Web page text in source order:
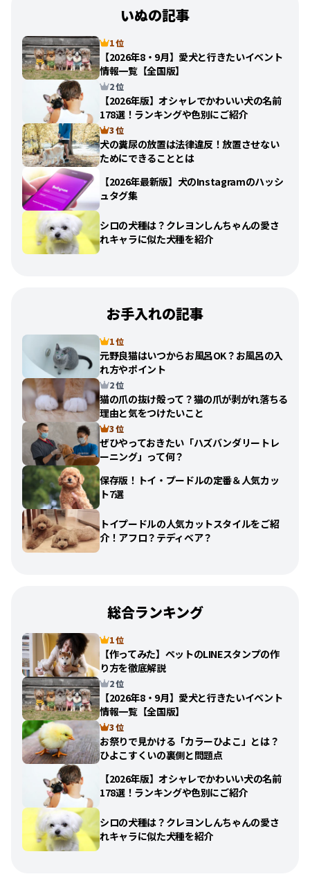
いぬの記事
1 位
【2026年8・9月】愛犬と行きたいイベント
情報一覧【全国版】
2 位
【2026年版】オシャレでかわいい犬の名前
178選！ランキングや色別にご紹介
3 位
犬の糞尿の放置は法律違反！放置させない
ためにできることとは
【2026年最新版】犬のInstagramのハッシ
ュタグ集
シロの犬種は？クレヨンしんちゃんの愛さ
れキャラに似た犬種を紹介
お手入れの記事
1 位
元野良猫はいつからお風呂OK？お風呂の入
れ方やポイント
2 位
猫の爪の抜け殻って？猫の爪が剥がれ落ちる
理由と気をつけたいこと
3 位
ぜひやっておきたい「ハズバンダリートレ
ーニング」って何？
保存版！トイ・プードルの定番＆人気カッ
ト7選
トイプードルの人気カットスタイルをご紹
介！アフロ？テディベア？
総合ランキング
1 位
【作ってみた】ペットのLINEスタンプの作
り方を徹底解説
2 位
【2026年8・9月】愛犬と行きたいイベント
情報一覧【全国版】
3 位
お祭りで見かける「カラーひよこ」とは？
ひよこすくいの裏側と問題点
【2026年版】オシャレでかわいい犬の名前
178選！ランキングや色別にご紹介
シロの犬種は？クレヨンしんちゃんの愛さ
れキャラに似た犬種を紹介